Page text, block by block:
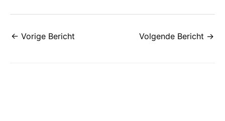
← Vorige Bericht Volgende Bericht →